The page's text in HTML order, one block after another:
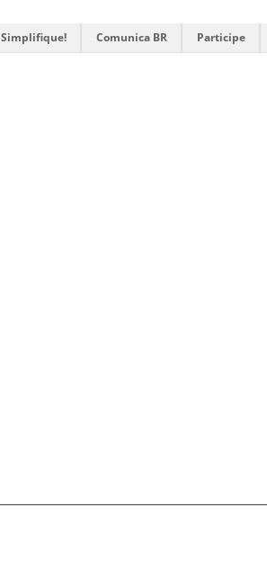
Simplifique! Comunica BR Participe